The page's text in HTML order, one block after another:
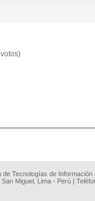
de Tecnologías de
Miguel, Lima - Perú |